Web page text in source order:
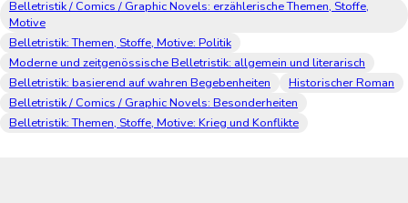
Belletristik / Comics / Graphic Novels: erzählerische Themen, Stoffe,
Motive
Belletristik: Themen, Stoffe, Motive: Politik
Moderne und zeitgenössische Belletristik: allgemein und literarisch
Belletristik: basierend auf wahren Begebenheiten
Historischer Roman
Belletristik / Comics / Graphic Novels: Besonderheiten
Belletristik: Themen, Stoffe, Motive: Krieg und Konflikte